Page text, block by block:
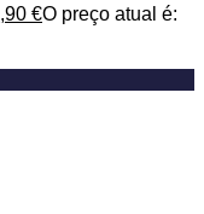
€O preço atual é: